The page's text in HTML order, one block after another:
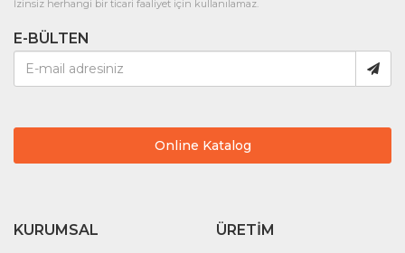
İzinsiz herhangi bir ticari faaliyet için kullanılamaz.
E-BÜLTEN
Online Katalog
KURUMSAL ÜRETIM